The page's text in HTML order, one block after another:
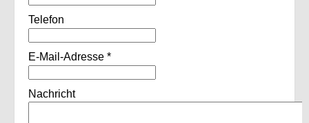
Telefon
E-Mail-Adresse *
Nachricht